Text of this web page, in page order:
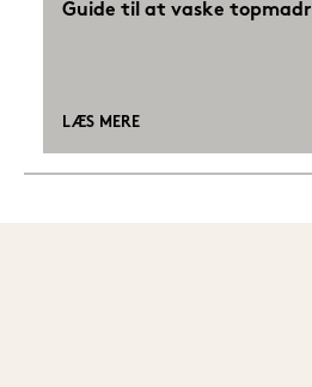
Guide til at vaske
LÆS MERE